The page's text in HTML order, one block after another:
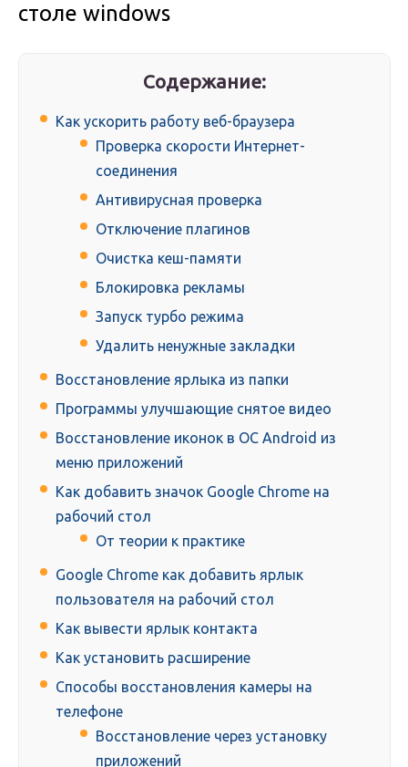
столе windows
Содержание:
Как ускорить работу веб-браузера
Проверка скорости Интернет-
соединения
Антивирусная проверка
Отключение плагинов
Очистка кеш-памяти
Блокировка рекламы
Запуск турбо режима
Удалить ненужные закладки
Восстановление ярлыка из папки
Программы улучшающие снятое видео
Восстановление иконок в ОС Android из
меню приложений
Как добавить значок Google Chrome на
рабочий стол
От теории к практике
Google Chrome как добавить ярлык
пользователя на рабочий стол
Как вывести ярлык контакта
Как установить расширение
Способы восстановления камеры на
телефоне
Восстановление через установку
приложений